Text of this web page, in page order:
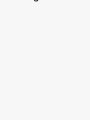
mates